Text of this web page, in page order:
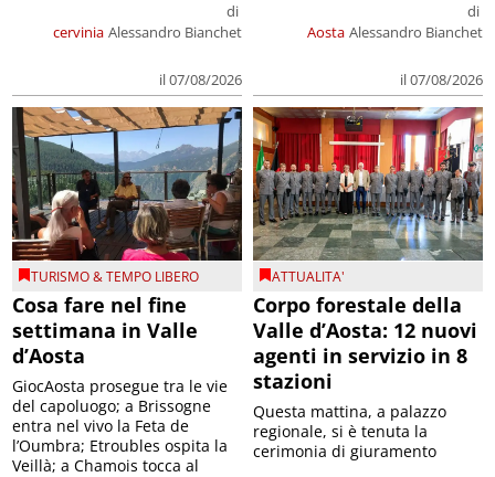
cervinia
di
Alessandro Bianchet
il 07/08/2026
Aosta
di
Alessandro Bianchet
il 07/08/2026
TURISMO & TEMPO LIBERO
Cosa fare nel fine
settimana in Valle
d’Aosta
GiocAosta prosegue tra le vie
del capoluogo; a Brissogne
entra nel vivo la Feta de
l’Oumbra; Etroubles ospita la
Veillà; a Chamois tocca al
ATTUALITA'
Corpo forestale della
Valle d’Aosta: 12 nuovi
agenti in servizio in 8
stazioni
Questa mattina, a palazzo
regionale, si è tenuta la
cerimonia di giuramento